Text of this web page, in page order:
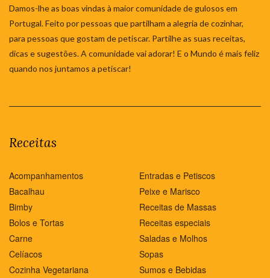
Damos-lhe as boas vindas à maior comunidade de gulosos em
Portugal. Feito por pessoas que partilham a alegria de cozinhar,
para pessoas que gostam de petiscar. Partilhe as suas receitas,
dicas e sugestões. A comunidade vai adorar! E o Mundo é mais feliz
quando nos juntamos a petiscar!
Receitas
Acompanhamentos
Bacalhau
Bimby
Bolos e Tortas
Carne
Celíacos
Cozinha Vegetariana
Entradas e Petiscos
Peixe e Marisco
Receitas de Massas
Receitas especiais
Saladas e Molhos
Sopas
Sumos e Bebidas